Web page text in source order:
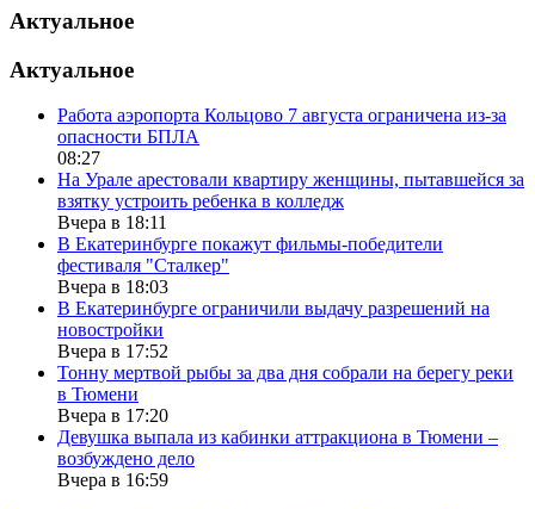
Актуальное
Актуальное
Работа аэропорта Кольцово 7 августа ограничена из-за
опасности БПЛА
08:27
На Урале арестовали квартиру женщины, пытавшейся за
взятку устроить ребенка в колледж
Вчера в 18:11
В Екатеринбурге покажут фильмы-победители
фестиваля "Сталкер"
Вчера в 18:03
В Екатеринбурге ограничили выдачу разрешений на
новостройки
Вчера в 17:52
Тонну мертвой рыбы за два дня собрали на берегу реки
в Тюмени
Вчера в 17:20
Девушка выпала из кабинки аттракциона в Тюмени –
возбуждено дело
Вчера в 16:59